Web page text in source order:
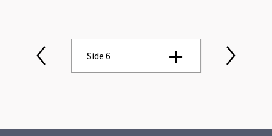
Side 6